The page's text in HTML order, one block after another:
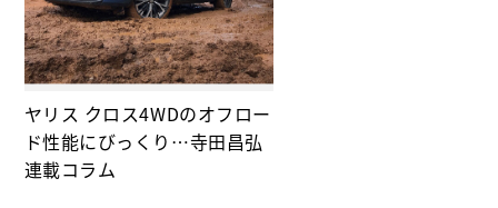
ヤリス クロス4WDのオフロー
ド性能にびっくり…寺田昌弘
連載コラム